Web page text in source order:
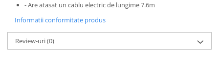
- Are atasat un cablu electric de lungime 7.6m
Informatii conformitate produs
Review-uri(0)